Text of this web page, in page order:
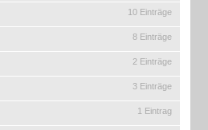
10 Einträge
8 Einträge
2 Einträge
3 Einträge
1 Eintrag